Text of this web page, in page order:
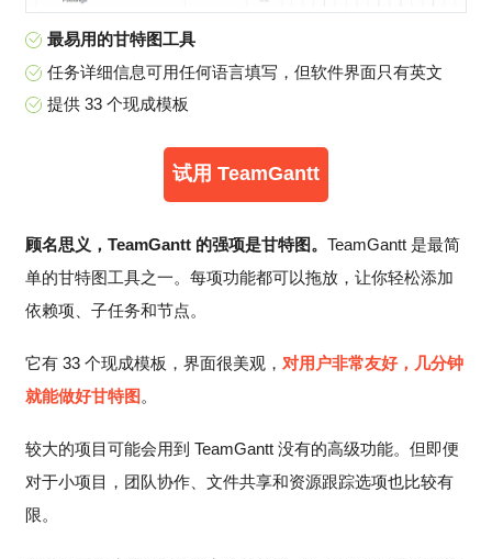
最易用的甘特图工具
任务详细信息可用任何语言填写，但软件界面只有英文
提供 33 个现成模板
试用 TeamGantt
顾名思义，TeamGantt 的强项是甘特图。 TeamGantt 是最简
单的甘特图工具之一。每项功能都可以拖放，让你轻松添加
依赖项、子任务和节点。
它有 33 个现成模板，界面很美观， 对用户非常友好，几分钟
就能做好甘特图 。
较大的项目可能会用到 TeamGantt 没有的高级功能。但即便
对于小项目，团队协作、文件共享和资源跟踪选项也比较有
限。